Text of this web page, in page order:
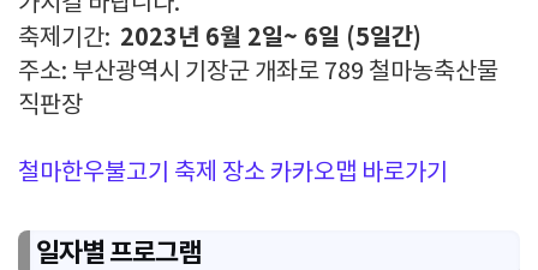
축제기간: 2023년 6월 2일~ 6일 (5일간)
주소: 부산광역시 기장군 개좌로 789 철마농축산물
직판장
철마한우불고기 축제 장소 카카오맵 바로가기
일자별 프로그램